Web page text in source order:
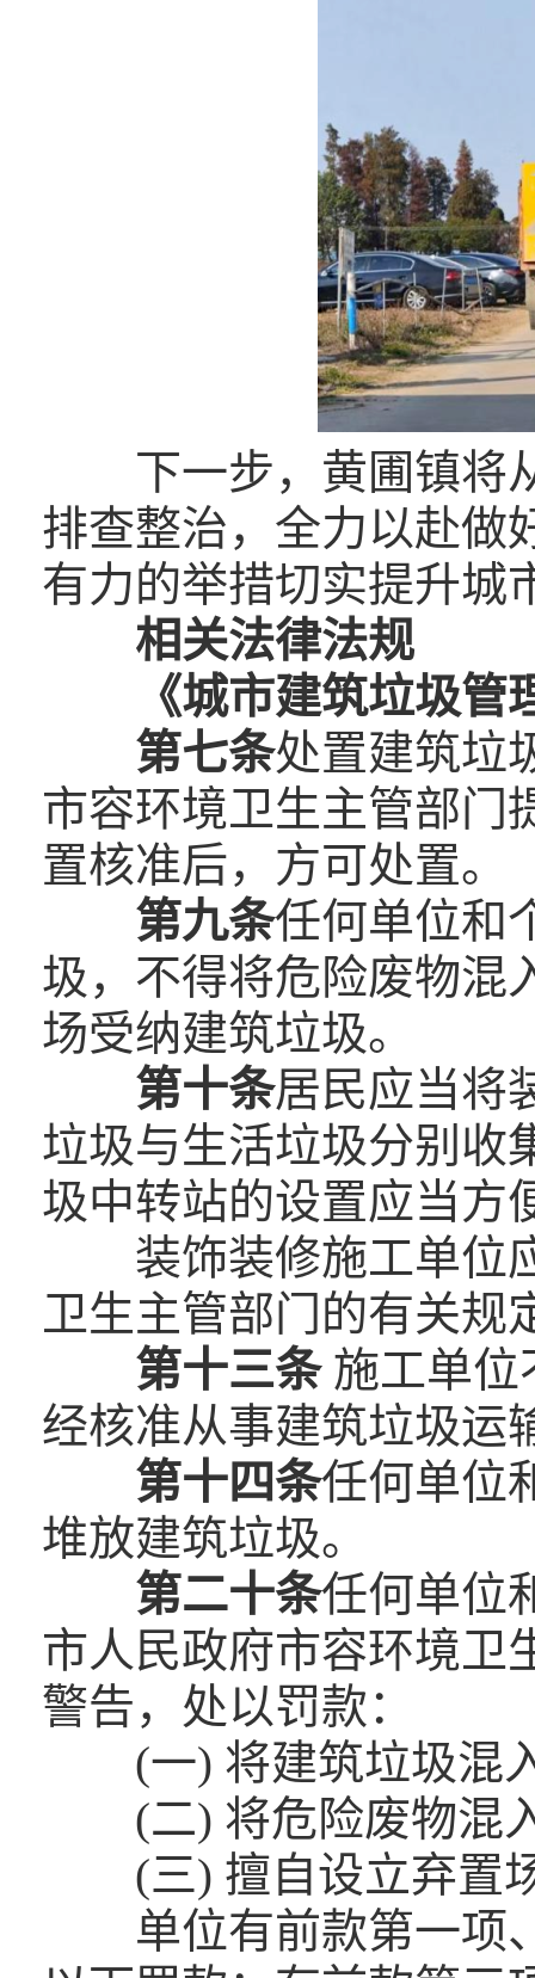
下一步，黄圃镇将
排查整治，全力以赴做
有力的举措切实提升城
相关法律法规
《城市建筑垃圾管
第七条处置建筑垃
市容环境卫生主管部门
置核准后，方可处置。
第九条任何单位和
圾，不得将危险废物混
场受纳建筑垃圾。
第十条居民应当将
垃圾与生活垃圾分别收
圾中转站的设置应当方
装饰装修施工单位
卫生主管部门的有关规
第十三条 施工单位
经核准从事建筑垃圾运
第十四条任何单位
堆放建筑垃圾。
第二十条任何单位
市人民政府市容环境卫
警告，处以罚款：
(一) 将建筑垃圾混
(二) 将危险废物混
(三) 擅自设立弃置
单位有前款第一项